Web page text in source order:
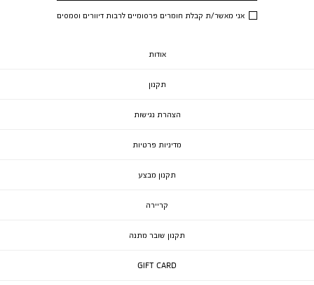
אני מאשר/ת קבלת חומרים פרסומיים לרבות דיוורים וסמסים
אודות
תקנון
הצהרת נגישות
מדיניות פרטיות
תקנון מבצע
קריירה
תקנון שובר מתנה
GIFT CARD